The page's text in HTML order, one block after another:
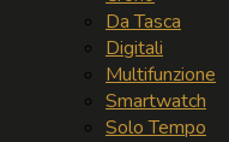
Da Tasca
Digitali
Multifunzione
Smartwatch
Solo Tempo